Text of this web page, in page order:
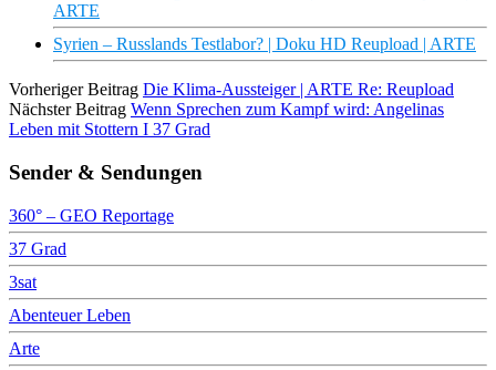
ARTE
Syrien – Russlands Testlabor? | Doku HD Reupload | ARTE
Vorheriger Beitrag Die Klima-Aussteiger | ARTE Re: Reupload
Nächster Beitrag Wenn Sprechen zum Kampf wird: Angelinas
Leben mit Stottern I 37 Grad
Sender & Sendungen
360° – GEO Reportage
37 Grad
3sat
Abenteuer Leben
Arte